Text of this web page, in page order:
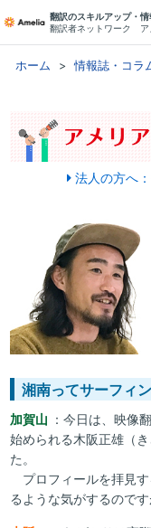
翻訳のスキルアップ・
翻訳者ネットワーク ア
ホーム 情報誌・コラ
法人の方へ
湘南ってサーフィ
加賀山 ：今日は、映像
始められる木阪正雄（
た。
プロフィールを拝見す
るような気がするので